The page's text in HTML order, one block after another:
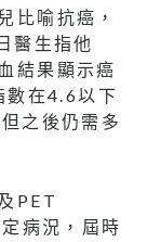
比喻抗癌，
醫生指他
結果顯示癌
數在4.6以下
之後仍需多
PET
病況，屆時